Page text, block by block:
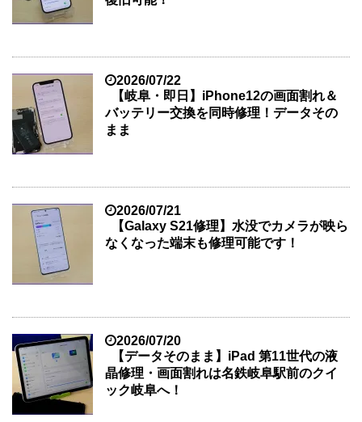
2026/07/22
【岐阜・即日】iPhone12の画面割れ＆
バッテリー交換を同時修理！データその
まま
2026/07/21
【Galaxy S21修理】水没でカメラが映ら
なくなった端末も修理可能です！
2026/07/20
【データそのまま】iPad 第11世代の液
晶修理・画面割れは名鉄岐阜駅前のクイ
ック岐阜へ！